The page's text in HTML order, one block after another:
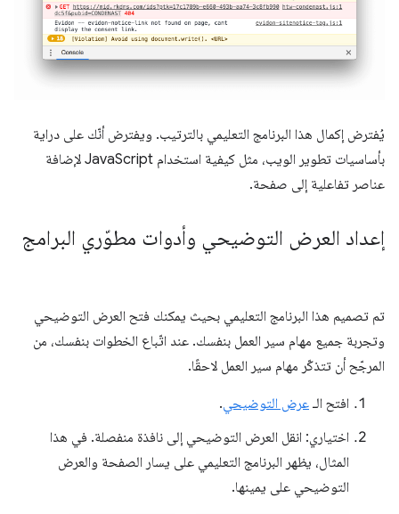
يُفترض إكمال هذا البرنامج التعليمي بالترتيب. ويفترض أنّك على دراية
بأساسيات تطوير الويب، مثل كيفية استخدام JavaScript لإضافة
عناصر تفاعلية إلى صفحة.
إعداد العرض التوضيحي وأدوات مطوّري البرامج
تم تصميم هذا البرنامج التعليمي بحيث يمكنك فتح العرض التوضيحي
وتجربة جميع مهام سير العمل بنفسك. عند اتّباع الخطوات بنفسك، من
المرجّح أن تتذكّر مهام سير العمل لاحقًا.
افتح الـ عرض التوضيحي.
اختياري: انقل العرض التوضيحي إلى نافذة منفصلة. في هذا
المثال، يظهر البرنامج التعليمي على يسار الصفحة والعرض
التوضيحي على يمينها.